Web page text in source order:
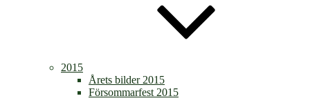
2015
Årets bilder 2015
Försommarfest 2015